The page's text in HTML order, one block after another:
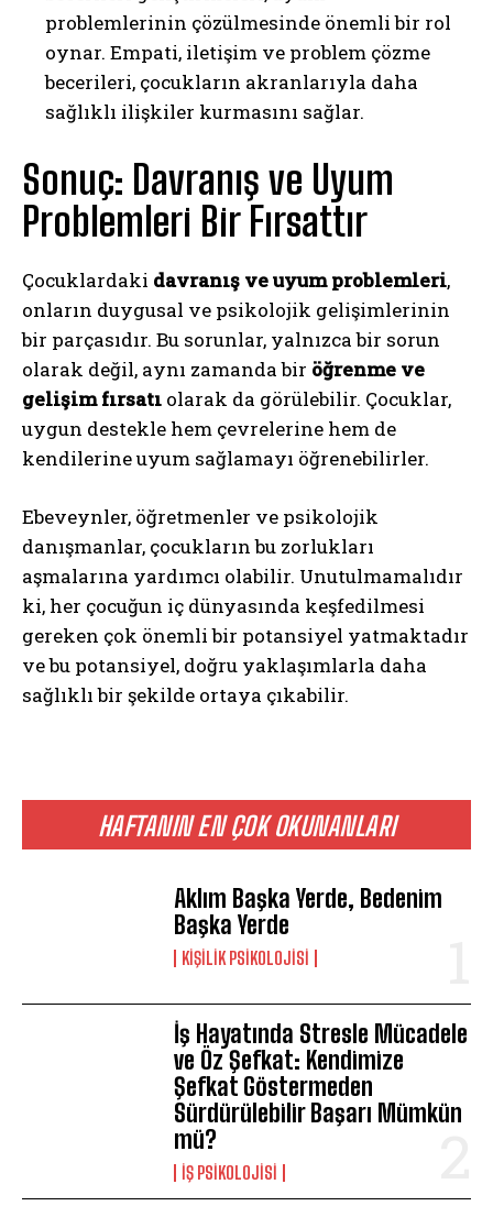
ABONE OL
Gizlilik politikasını okudum, onaylıyorum.
HAFTANIN EN ÇOK OKUNANLARI
Aklım Başka Yerde, Bedenim
Başka Yerde
KIŞILIK PSIKOLOJISI
İş Hayatında Stresle Mücadele
ve Öz Şefkat: Kendimize
Şefkat Göstermeden
Sürdürülebilir Başarı Mümkün
mü?
İŞ PSIKOLOJISI
problemlerinin çözülmesinde önemli bir rol
oynar. Empati, iletişim ve problem çözme
becerileri, çocukların akranlarıyla daha
sağlıklı ilişkiler kurmasını sağlar.
Sonuç: Davranış ve Uyum
Problemleri Bir Fırsattır
Çocuklardaki davranış ve uyum problemleri,
onların duygusal ve psikolojik gelişimlerinin
bir parçasıdır. Bu sorunlar, yalnızca bir sorun
olarak değil, aynı zamanda bir öğrenme ve
gelişim fırsatı olarak da görülebilir. Çocuklar,
uygun destekle hem çevrelerine hem de
kendilerine uyum sağlamayı öğrenebilirler.
Ebeveynler, öğretmenler ve psikolojik
danışmanlar, çocukların bu zorlukları
aşmalarına yardımcı olabilir. Unutulmamalıdır
ki, her çocuğun iç dünyasında keşfedilmesi
gereken çok önemli bir potansiyel yatmaktadır
ve bu potansiyel, doğru yaklaşımlarla daha
sağlıklı bir şekilde ortaya çıkabilir.